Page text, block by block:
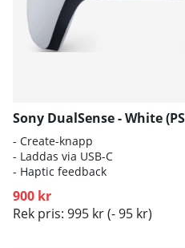
Sony DualSense - White
- Create-knapp
- Laddas via USB-C
- Haptic feedback
900 kr
Rek pris: 995 kr(- 95 kr)